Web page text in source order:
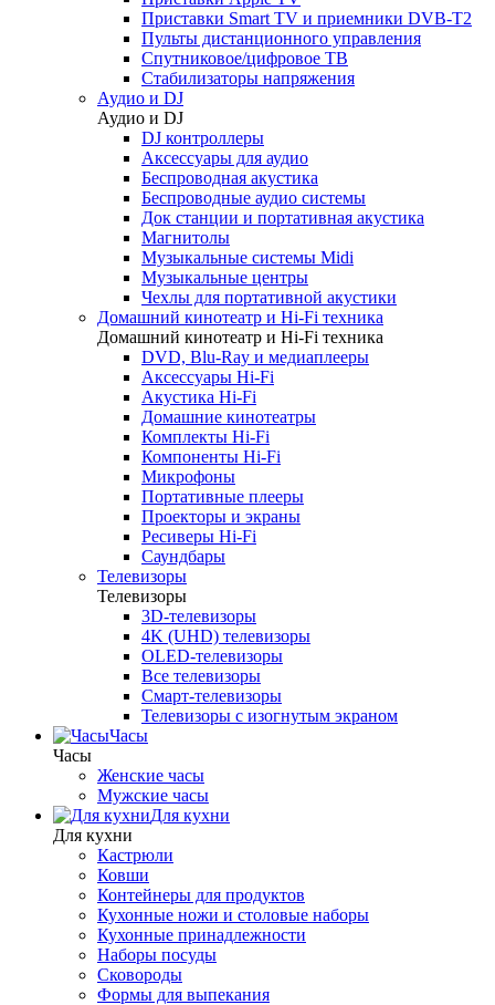
Приставки Smart TV и приемники DVB-T2
Пульты дистанционного управления
Спутниковое/цифровое ТВ
Стабилизаторы напряжения
Аудио и DJ
Аудио и DJ
DJ контроллеры
Аксессуары для аудио
Беспроводная акустика
Беспроводные аудио системы
Док станции и портативная акустика
Магнитолы
Музыкальные системы Midi
Музыкальные центры
Чехлы для портативной акустики
Домашний кинотеатр и Hi-Fi техника
Домашний кинотеатр и Hi-Fi техника
DVD, Blu-Ray и медиаплееры
Аксессуары Hi-Fi
Акустика Hi-Fi
Домашние кинотеатры
Комплекты Hi-Fi
Компоненты Hi-Fi
Микрофоны
Портативные плееры
Проекторы и экраны
Ресиверы Hi-Fi
Саундбары
Телевизоры
Телевизоры
3D-телевизоры
4K (UHD) телевизоры
OLED-телевизоры
Все телевизоры
Смарт-телевизоры
Телевизоры с изогнутым экраном
Часы
Часы
Женские часы
Мужские часы
Для кухни
Для кухни
Кастрюли
Ковши
Контейнеры для продуктов
Кухонные ножи и столовые наборы
Кухонные принадлежности
Наборы посуды
Сковороды
Формы для выпекания